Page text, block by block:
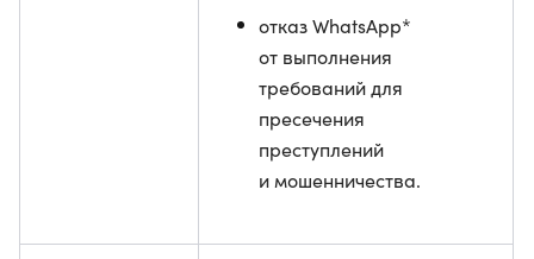
отказ WhatsApp*
от выполнения
требований для
пресечения
преступлений
и мошенничества.